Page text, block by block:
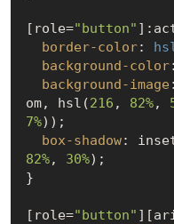
[role="button" ]
border-color:
background-color
background-image
om, hsl(216 , 82%,
7%));
box-shadow:
82%, 30%);
}
[role="button" ]